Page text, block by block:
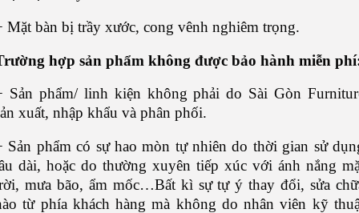
Mặt bàn bị trầy xước, cong vênh nghiêm trọng.
hợp sản phẩm không được bảo hành miễn
Sản phẩm/ linh kiện không phải do Sài Gòn
xuất, nhập khẩu và phân phối.
Sản phẩm có sự hao mòn tự nhiên do thời gian sử
dài, hoặc do thường xuyên tiếp xúc với ánh nắng
mưa bão, ẩm mốc…Bất kì sự tự ý thay đổi, sửa
từ phía khách hàng mà không do nhân viên kỹ